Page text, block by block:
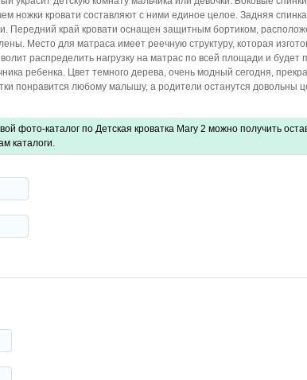
ножки кровати составляют с ними единое целое. Задняя
Передний край кровати оснащен защитным бортиком,
Место для матраса имеет реечную структуру, которая
распределить нагрузку на матрас по всей площади и будет
ребенка. Цвет темного дерева, очень модный сегодня,
понравится любому малышу, а родители останутся довольны
фото-каталог по Детская кроватка Mary 2 можно получить
каталоги.